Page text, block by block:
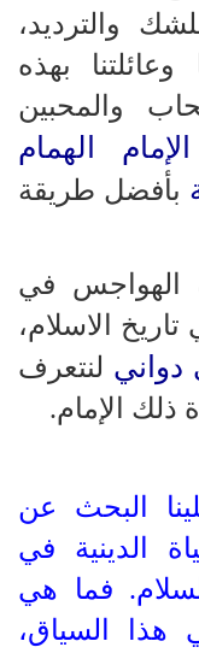
والترديد،
بهذه
والمحبين
الإمام الهمام
بأفضل طريقة
الهواجس في
الاسلام،
دواني لنتعرف
الإمام.
البحث عن
الدينية في
فما هي
هذا السياق،